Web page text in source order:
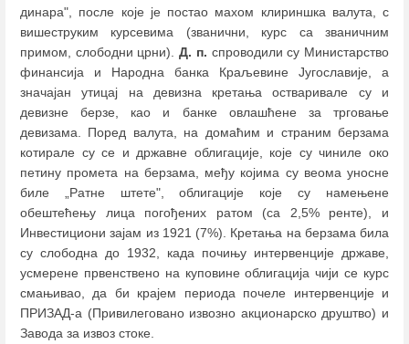
динара", после које је постао махом клириншка валута, с
вишеструким курсевима (званични, курс са званичним
примом, слободни црни).Д. п. спроводили су Министарство
финансија и Народна банка Краљевине Југославије, а
значајан утицај на девизна кретања остваривале су и
девизне берзе, као и банке овлашћене за трговање
девизама. Поред валута, на домаћим и страним берзама
котирале су се и државне облигације, које су чиниле око
петину промета на берзама, међу којима су веома уносне
биле „Ратне штете", облигације које су намењене
обештећењу лица погођених ратом (са 2,5% ренте), и
Инвестициони зајам из 1921 (7%). Кретања на берзама била
су слободна до 1932, када почињу интервенције државе,
усмерене првенствено на куповине облигација чији се курс
смањивао, да би крајем периода почеле интервенције и
ПРИЗАД-а (Привилеговано извозно акционарско друштво) и
Завода за извоз стоке.